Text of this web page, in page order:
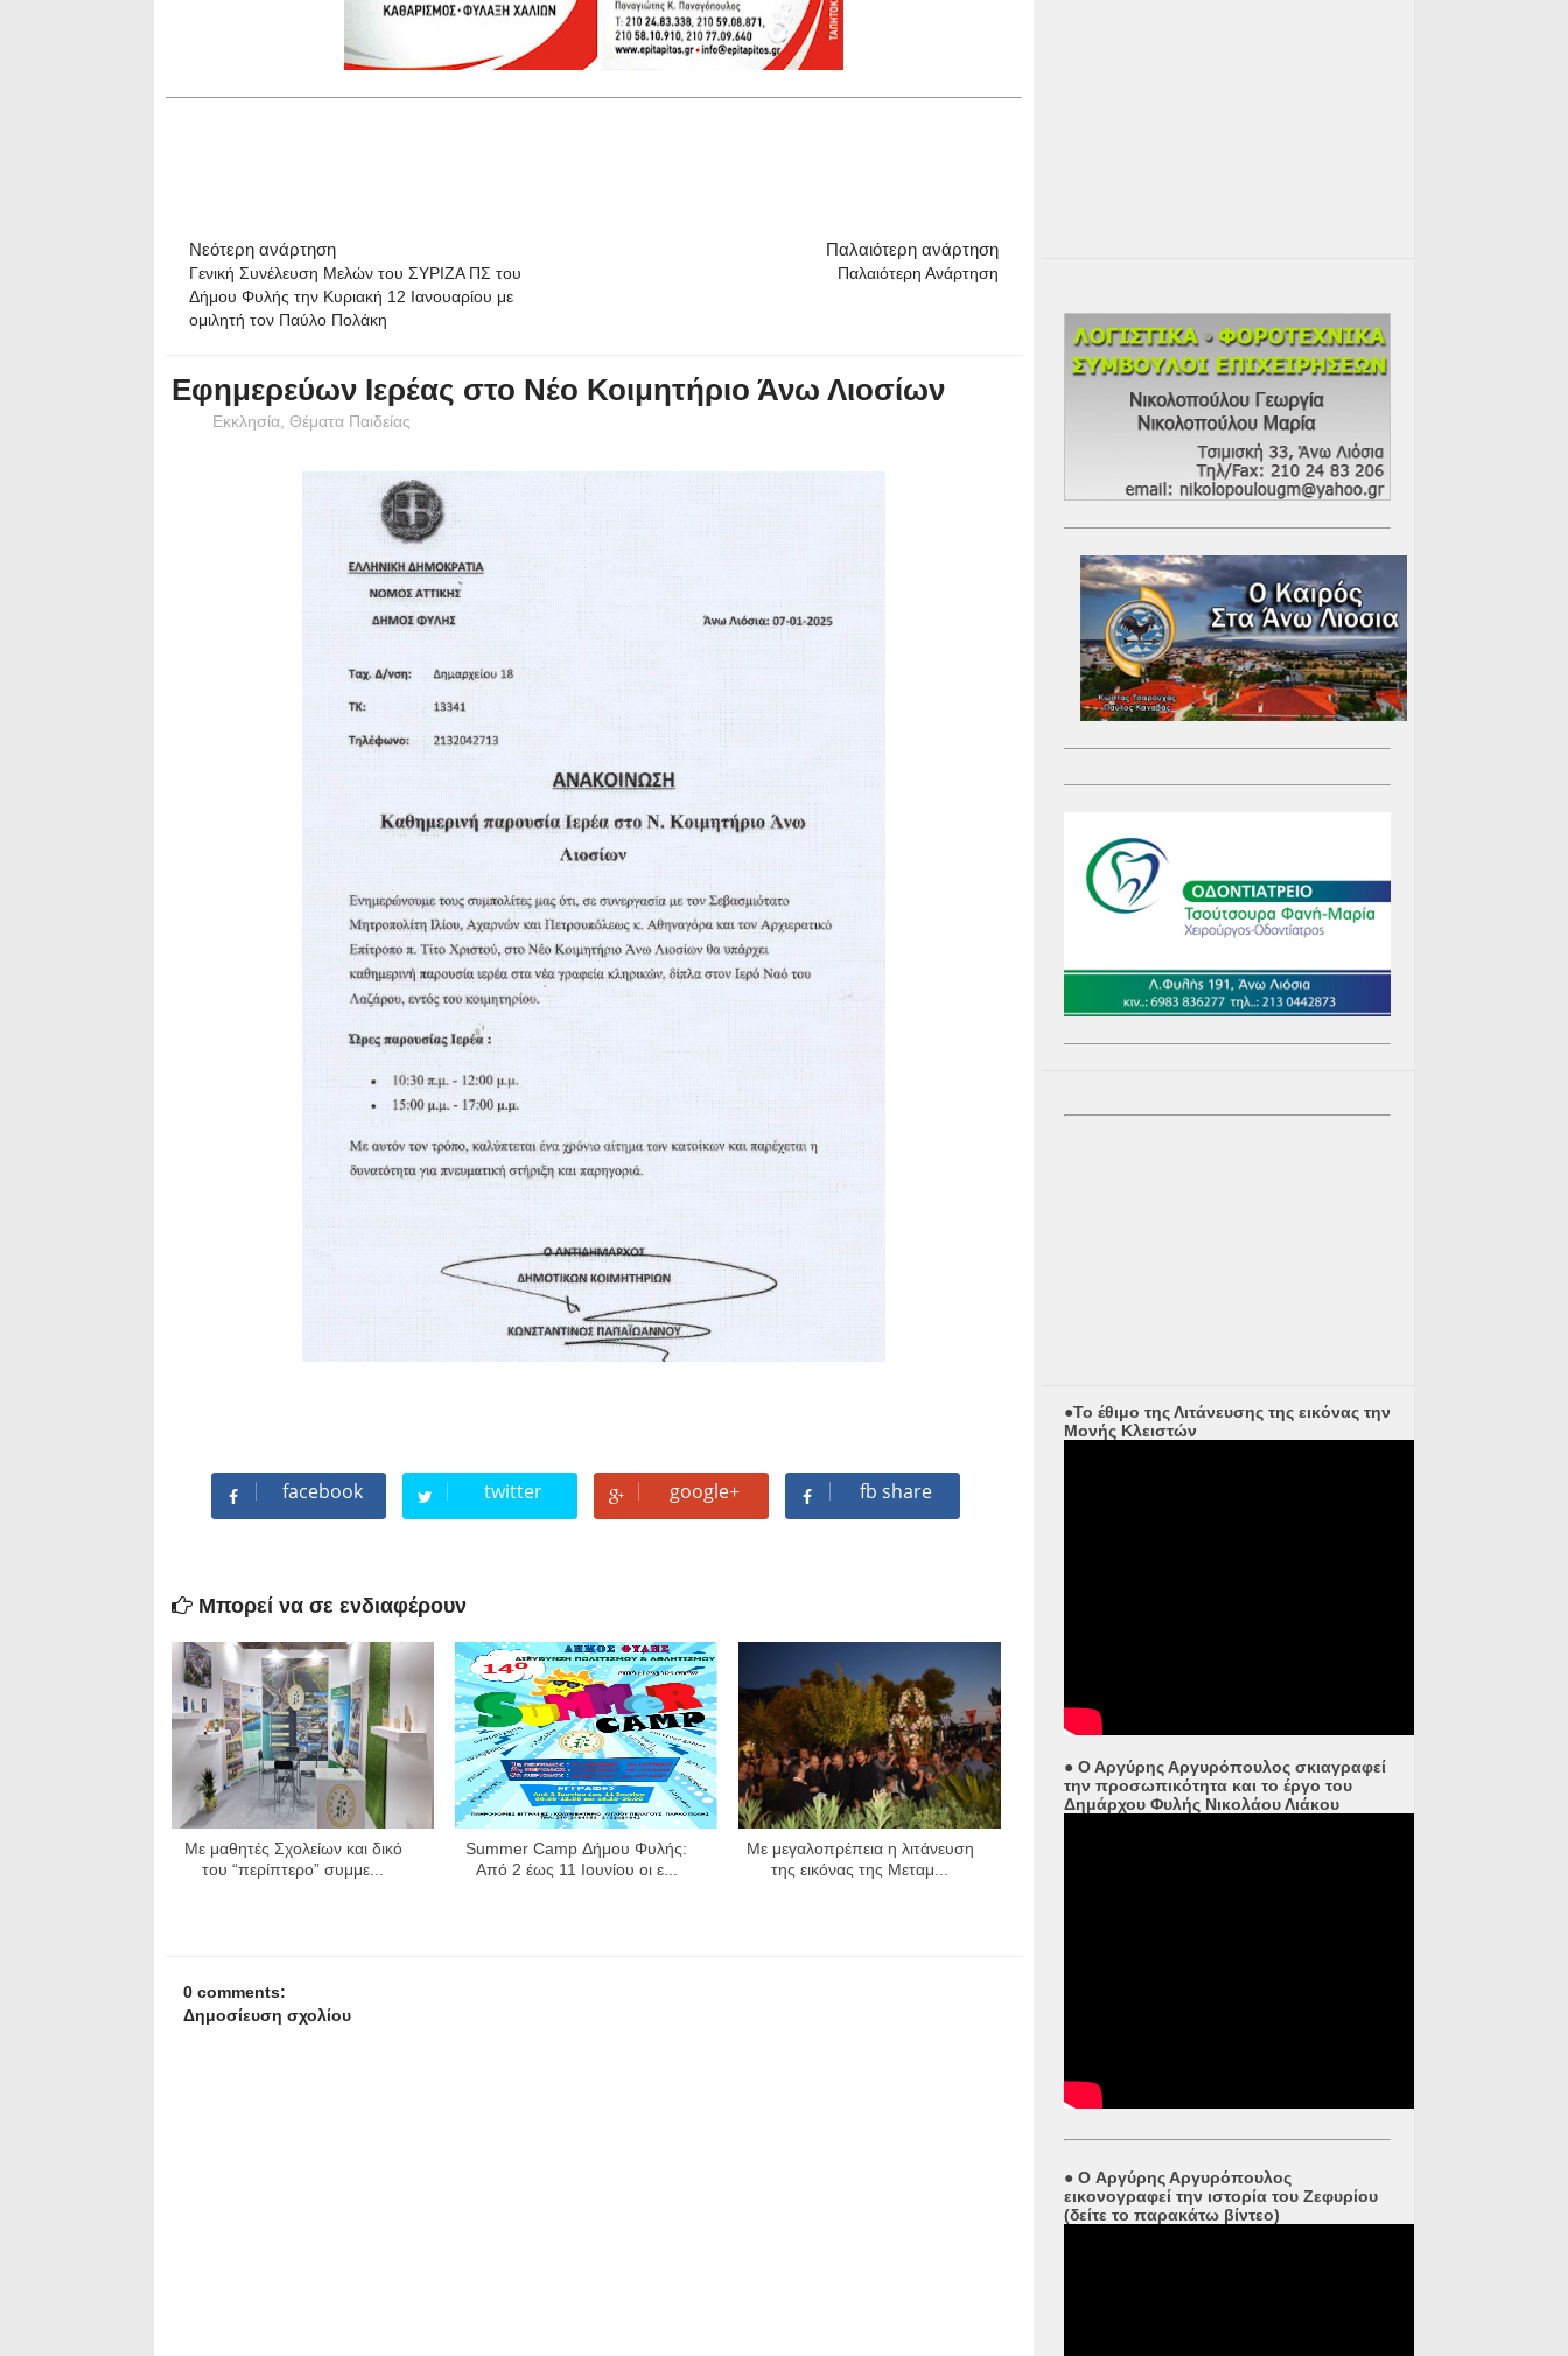
Νεότερη ανάρτηση
Γενική Συνέλευση Μελών του ΣΥΡΙΖΑ ΠΣ του
Δήμου Φυλής την Κυριακή 12 Ιανουαρίου με
ομιλητή τον Παύλο Πολάκη
Παλαιότερη ανάρτηση
Παλαιότερη Ανάρτηση
Εφημερεύων Ιερέας στο Νέο Κοιμητήριο Άνω Λιοσίων
Εκκλησία Θέματα Παιδείας
facebook twitter google+ fb share
Μπορεί να σε ενδιαφέρουν
Με μαθητές Σχολείων και δικό
του “περίπτερο” συμμε...
Summer Camp Δήμου Φυλής:
Από 2 έως 11 Ιουνίου οι ε...
Με μεγαλοπρέπεια η λιτάνευση
της εικόνας της Μεταμ...
0 comments:
Δημοσίευση σχολίου
●Το έθιμο της Λιτάνευσης της εικόνας την
Μονής Κλειστών
● Ο Αργύρης Αργυρόπουλος σκιαγραφεί
την προσωπικότητα και το έργο του
Δημάρχου Φυλής Νικολάου Λιάκου
● O Αργύρης Αργυρόπουλος
εικονογραφεί την ιστορία του Ζεφυρίου
(δείτε το παρακάτω βίντεο)